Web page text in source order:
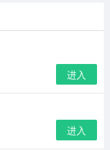
进入
进入